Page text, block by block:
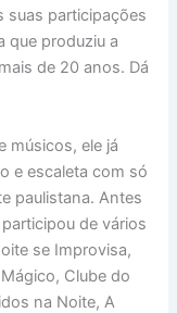
suas participações
que produziu a
de 20 anos. Dá
músicos, ele já
e escaleta com só
paulistana. Antes
de vários
se Improvisa,
Clube do
na Noite, A